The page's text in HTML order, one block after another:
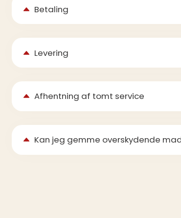
Betaling
Levering
Afhentning af tomt service
Kan jeg gemme overskydende